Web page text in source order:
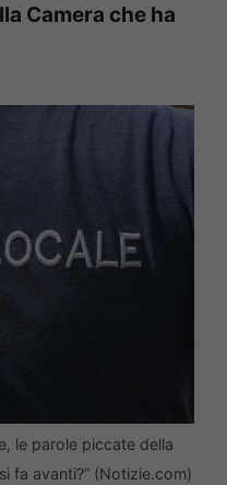
Camera che ha
le parole piccate della
fa avanti?” (Notizie.com)